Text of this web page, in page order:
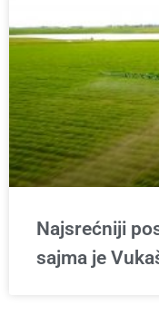
Najsrećniji
sajma je